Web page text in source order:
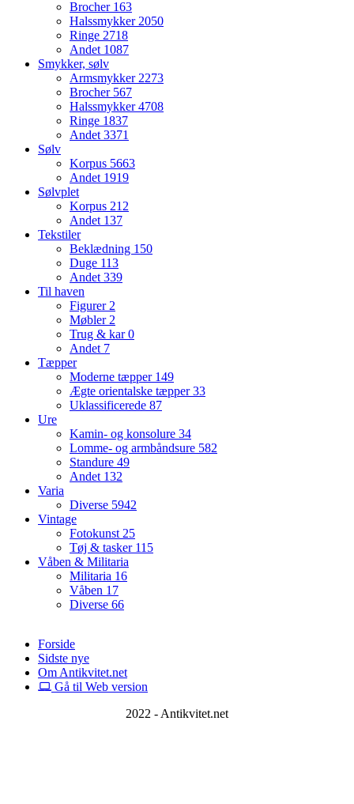
Brocher 163
Halssmykker2050
Ringe 2718
Andet 1087
Smykker, sølv
Armsmykker2273
Brocher 567
Halssmykker4708
Ringe 1837
Andet3371
Sølv
Korpus 5663
Andet 1919
Sølvplet
Korpus 212
Andet 137
Tekstiler
Beklædning 150
Duge 113
Andet339
Til haven
Figurer2
Møbler2
Trug & kar0
Andet 7
Tæpper
Moderne tæpper 149
Ægte orientalske tæpper33
Uklassificerede 87
Ure
Kamin- og konsolure 34
Lomme- og armbåndsure 582
Standure 49
Andet 132
Varia
Diverse 5942
Vintage
Fotokunst25
Tøj & tasker 115
Våben & Militaria
Militaria 16
Våben 17
Diverse 66
Forside
Sidste nye
Om Antikvitet.net
Gå til Web version
2022 - Antikvitet.net